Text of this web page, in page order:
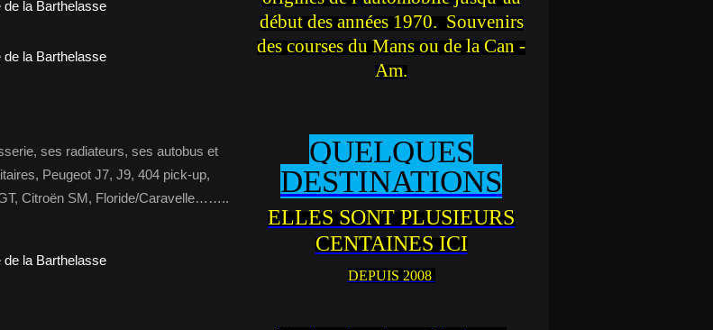
ses radiateurs, ses autobus et
Peugeot J7, J9, 404 pick-up,
Citroën SM, Floride/Caravelle……..
début des années 1970. Souvenirs
des courses du Mans ou de la Can -
Am.
QUELQUES
DESTINATIONS
ELLES SONT PLUSIEURS
CENTAINES ICI
DEPUIS 2008